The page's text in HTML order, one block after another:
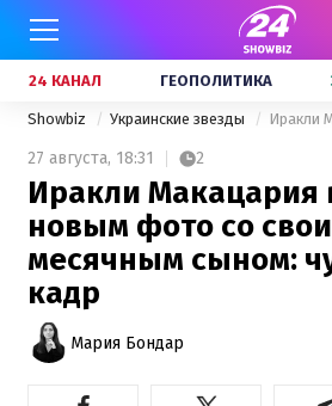
24 КАНАЛ ГЕОПОЛИТИКА
Showbiz Украинские звезды
27 августа, 18:31 2
Иракли Макацария
новым фото со
месячным сыном:
кадр
Мария Бондар